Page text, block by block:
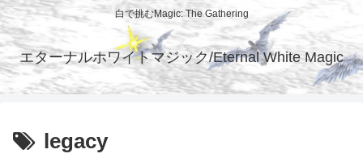
白で挑むMagic: The Gathering
エターナルホワイトマジック/Eternal White Magic
legacy